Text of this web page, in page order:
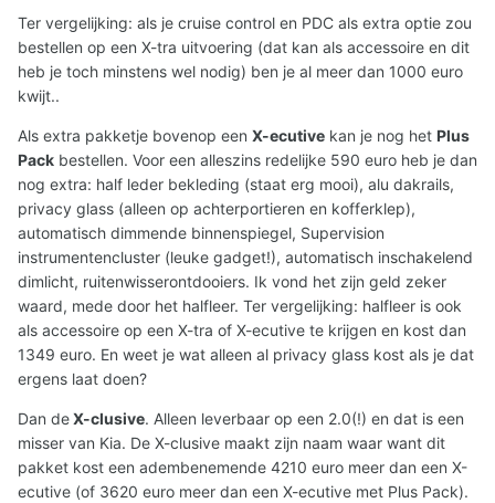
Ter vergelijking: als je cruise control en PDC als extra optie zou
bestellen op een X-tra uitvoering (dat kan als accessoire en dit
heb je toch minstens wel nodig) ben je al meer dan 1000 euro
kwijt..
Als extra pakketje bovenop een X-ecutive kan je nog het Plus
Pack bestellen. Voor een alleszins redelijke 590 euro heb je dan
nog extra: half leder bekleding (staat erg mooi), alu dakrails,
privacy glass (alleen op achterportieren en kofferklep),
automatisch dimmende binnenspiegel, Supervision
instrumentencluster (leuke gadget!), automatisch inschakelend
dimlicht, ruitenwisserontdooiers. Ik vond het zijn geld zeker
waard, mede door het halfleer. Ter vergelijking: halfleer is ook
als accessoire op een X-tra of X-ecutive te krijgen en kost dan
1349 euro. En weet je wat alleen al privacy glass kost als je dat
ergens laat doen?
Dan deX-clusive. Alleen leverbaar op een 2.0(!) en dat is een
misser van Kia. De X-clusive maakt zijn naam waar want dit
pakket kost een adembenemende 4210 euro meer dan een X-
ecutive (of 3620 euro meer dan een X-ecutive met Plus Pack).